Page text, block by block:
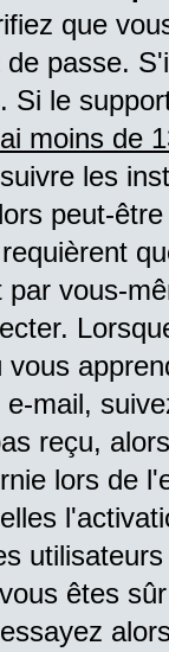
que
passe.
Si le
moins de
les
peut-
vous-
vous
mail,
reçu,
lors de
êtes